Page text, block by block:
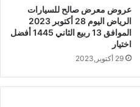
عروض معرض صالح للسيارات
الرياض اليوم 28 أكتوبر 2023
الموافق 13 ربيع الثاني 1445 أفضل
اختيار
29 أكتوبر,2023